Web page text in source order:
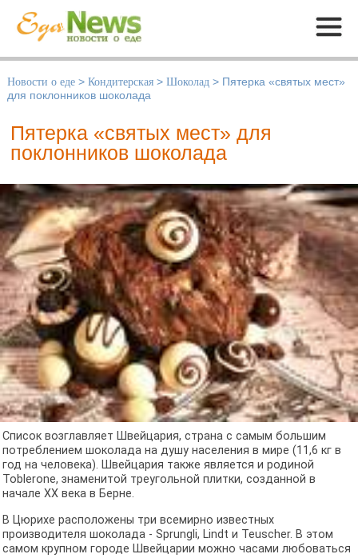
Меню
Новости о еде > Кондитерская > Шоколад > Пятерка «святых мест»
для поклонников шоколада
Пятерка «святых мест» для
поклонников шоколада
Список возглавляет Швейцария, страна с самым большим
потреблением шоколада на душу населения в мире (11,6 кг в
год на человека). Швейцария также является и родиной
Toblerone, знаменитой треугольной плитки, созданной в
начале XX века в Берне.
В Цюрихе расположены три всемирно известных
производителя шоколада - Sprungli, Lindt и Teuscher. В этом
самом крупном городе Швейцарии можно часами любоваться